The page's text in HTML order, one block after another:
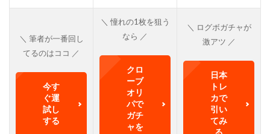
＼ 筆者が一番回し
てるのはココ ／
今す
ぐ運
試し
する
＼ 憧れの1枚を狙う
なら ／
クロ
ーブ
オリ
パで
ガチ
ャを
＼ ログボガチャが
激アツ ／
日本
トレ
カで
引い
てみ
る